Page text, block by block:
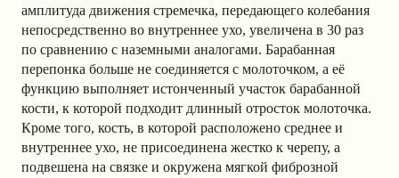
амплитуда движения стремечка, передающего колебания
непосредственно во внутреннее ухо, увеличена в 30 раз
по сравнению с наземными аналогами. Барабанная
перепонка больше не соединяется с молоточком, а её
функцию выполняет истонченный участок барабанной
кости, к которой подходит длинный отросток молоточка.
Кроме того, кость, в которой расположено среднее и
внутреннее ухо, не присоединена жестко к черепу, а
подвешена на связке и окружена мягкой фиброзной